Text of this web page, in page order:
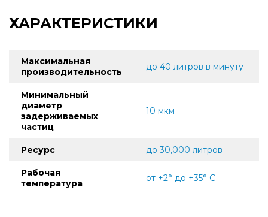
ХАРАКТЕРИСТИКИ
Максимальная
производительность
до 40 литров в минуту
Минимальный
диаметр
задерживаемых
частиц
10 мкм
Ресурс до 30,000 литров
Рабочая
температура
от +2° до +35° C